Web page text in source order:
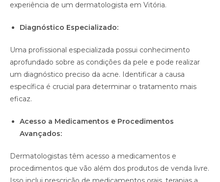
experiência de um dermatologista em Vitória.
Diagnóstico Especializado:
Uma profissional especializada possui conhecimento
aprofundado sobre as condições da pele e pode realizar
um diagnóstico preciso da acne. Identificar a causa
específica é crucial para determinar o tratamento mais
eficaz.
Acesso a Medicamentos e Procedimentos
Avançados:
Dermatologistas têm acesso a medicamentos e
procedimentos que vão além dos produtos de venda livre.